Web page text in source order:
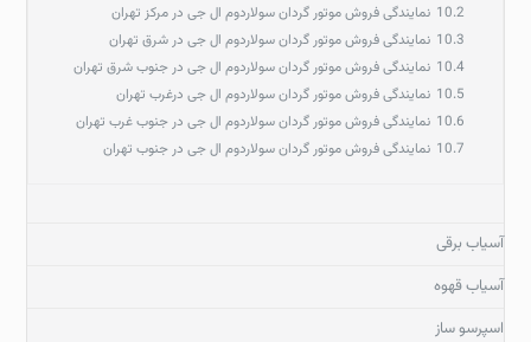
10.2 نمایندگی فروش موتور گردان سولاردوم ال جی در مرکز تهران
10.3 نمایندگی فروش موتور گردان سولاردوم ال جی در شرق تهران
10.4 نمایندگی فروش موتور گردان سولاردوم ال جی در جنوب شرق تهران
10.5 نمایندگی فروش موتور گردان سولاردوم ال جی درغرب تهران
10.6 نمایندگی فروش موتور گردان سولاردوم ال جی در جنوب غرب تهران
10.7 نمایندگی فروش موتور گردان سولاردوم ال جی در جنوب تهران
آسیاب برقی
آسیاب قهوه
اسپرسو ساز